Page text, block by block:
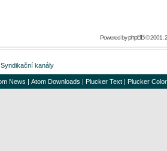
Powered byphpBB© 2001,
Syndikační kanály
News | Atom Downloads | Plucker Text | Plucker Color